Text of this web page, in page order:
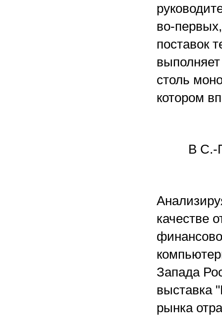
во-
поставок
столь
котором
В С.-
качестве
Запада
выставка
рынка